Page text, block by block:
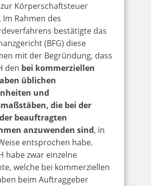
Körperschaftsteuer
Rahmen des
bestätigte das
(BFG) diese
mit der Begründung, dass
den bei kommerziellen
üblichen
und
die bei der
beauftragten
anzuwenden sind, in
entsprochen habe.
habe zwar einzelne
welche bei kommerziellen
beim Auftraggeber